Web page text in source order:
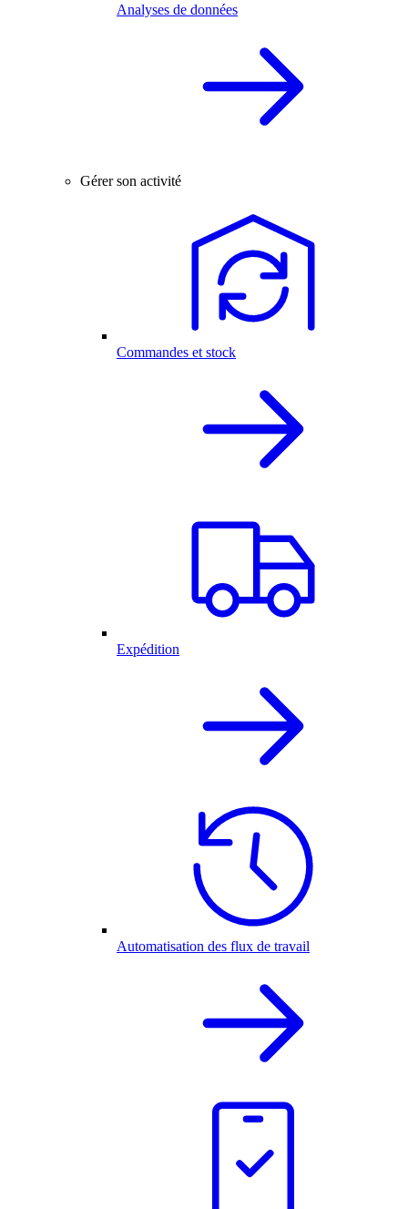
Analyses de données
Gérer son activité
Commandes et stock
Expédition
Automatisation des flux de travail